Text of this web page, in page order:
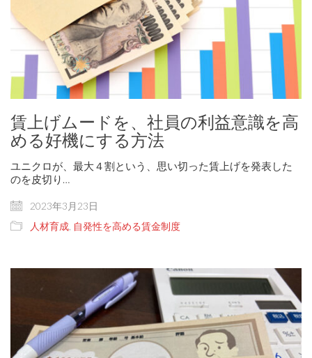
賃上げムードを、社員の利益意識を高
める好機にする方法
ユニクロが、最大４割という、思い切った賃上げを発表した
のを皮切り…
2023年3月23日
人材育成 自発性を高める賃金制度